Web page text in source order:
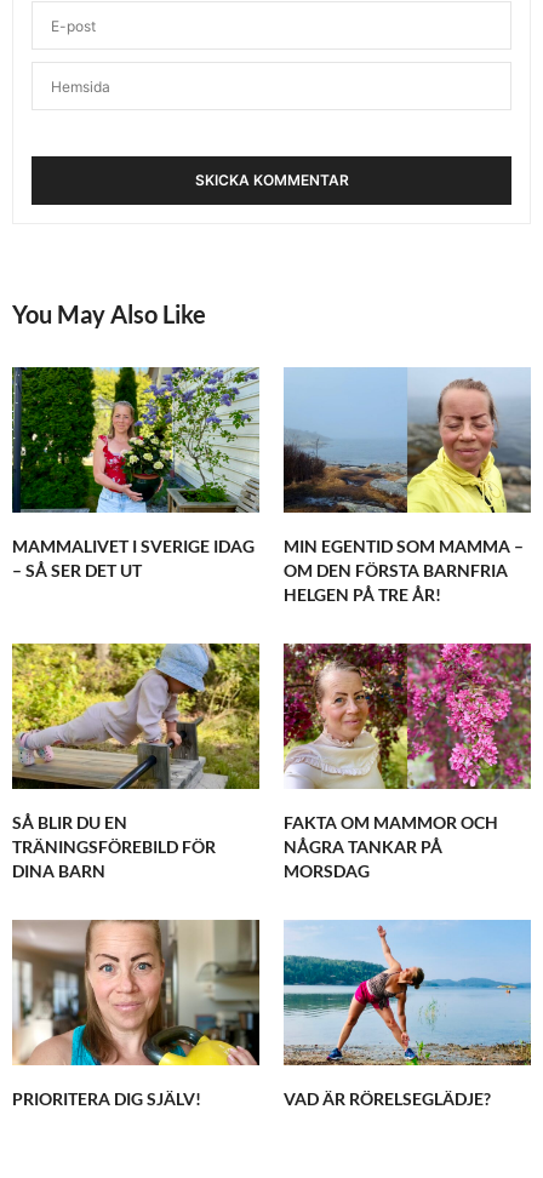
You May Also Like
MAMMALIVET I SVERIGE IDAG
– SÅ SER DET UT
MIN EGENTID SOM MAMMA –
OM DEN FÖRSTA BARNFRIA
HELGEN PÅ TRE ÅR!
SÅ BLIR DU EN
TRÄNINGSFÖREBILD FÖR
DINA BARN
FAKTA OM MAMMOR OCH
NÅGRA TANKAR PÅ
MORSDAG
PRIORITERA DIG SJÄLV! VAD ÄR RÖRELSEGLÄDJE?